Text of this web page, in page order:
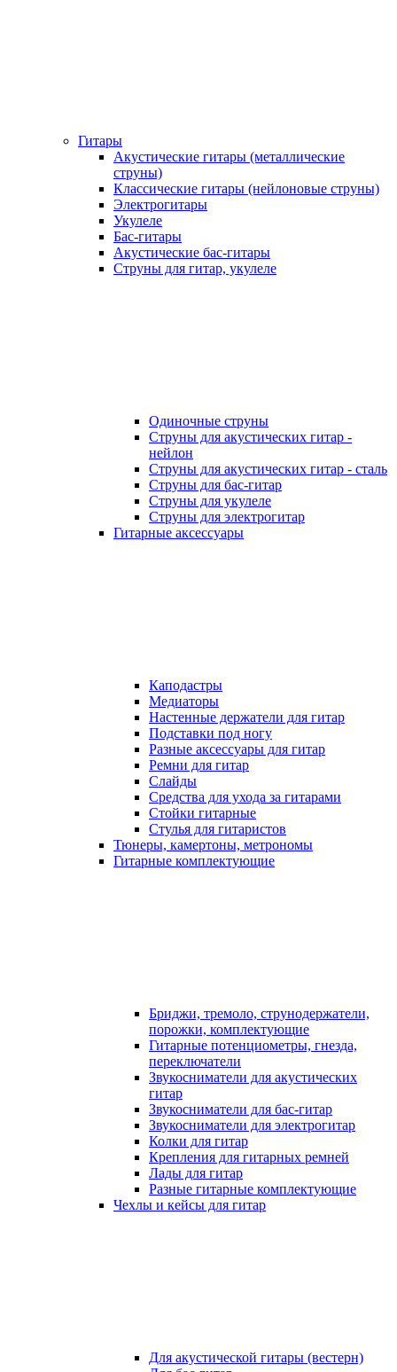
Гитары
Акустические гитары (металлические
струны)
Классические гитары (нейлоновые струны)
Электрогитары
Укулеле
Бас-гитары
Акустические бас-гитары
Струны для гитар, укулеле
Одиночные струны
Струны для акустических гитар -
нейлон
Струны для акустических гитар - сталь
Струны для бас-гитар
Струны для укулеле
Струны для электрогитар
Гитарные аксессуары
Каподастры
Медиаторы
Настенные держатели для гитар
Подставки под ногу
Разные аксессуары для гитар
Ремни для гитар
Слайды
Средства для ухода за гитарами
Стойки гитарные
Стулья для гитаристов
Тюнеры, камертоны, метрономы
Гитарные комплектующие
Бриджи, тремоло, струнодержатели,
порожки, комплектующие
Гитарные потенциометры, гнезда,
переключатели
Звукосниматели для акустических
гитар
Звукосниматели для бас-гитар
Звукосниматели для электрогитар
Колки для гитар
Крепления для гитарных ремней
Лады для гитар
Разные гитарные комплектующие
Чехлы и кейсы для гитар
Для акустической гитары (вестерн)